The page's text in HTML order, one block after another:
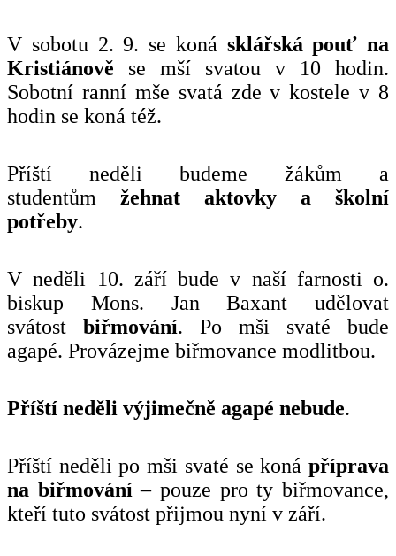
V sobotu 2. 9. se koná sklářská pouť na
Kristiánově se mší svatou v 10 hodin.
Sobotní ranní mše svatá zde v kostele v 8
hodin se koná též.
Příští neděli budeme žákům a
studentům žehnat aktovky a školní
potřeby.
V neděli 10. září bude v naší farnosti o.
biskup Mons. Jan Baxant udělovat
svátost biřmování. Po mši svaté bude
agapé. Provázejme biřmovance modlitbou.
Příští neděli výjimečně agapé nebude.
Příští neděli po mši svaté se koná příprava
na biřmování– pouze pro ty biřmovance,
kteří tuto svátost přijmou nyní v září.